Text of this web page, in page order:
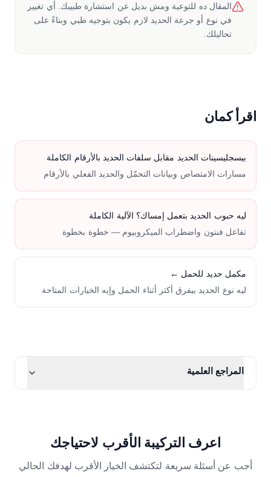
المقال ده للتوعية ومش بديل عن استشارة طبيبك. أي تغيير
في نوع أو جرعة الحديد لازم يكون بتوجيه طبي وبناءً على
تحاليلك.
اقرأ كمان
بيسجليسينات الحديد مقابل سلفات الحديد بالأرقام الكاملة
مسارات الامتصاص وبيانات التحمّل والحديد الفعلي بالأرقام
ليه حبوب الحديد بتعمل إمساك؟ الآلية الكاملة
تفاعل فنتون واضطراب الميكروبيوم — خطوة بخطوة
مكمل حديد للحمل ←
ليه نوع الحديد بيفرق أكتر أثناء الحمل وإيه الخيارات المتاحة
المراجع العلمية
اعرف التركيبة الأقرب لاحتياجك
أجب عن أسئلة سريعة لتكتشف الخيار الأقرب لهدفك الحالي